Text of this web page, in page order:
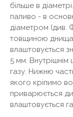
більше в
паливо - в
діаметром (див.
товщиною днища
влаштовується
5 мм.
газу. Нижню
якого кріпимо
приварюється
влаштовується